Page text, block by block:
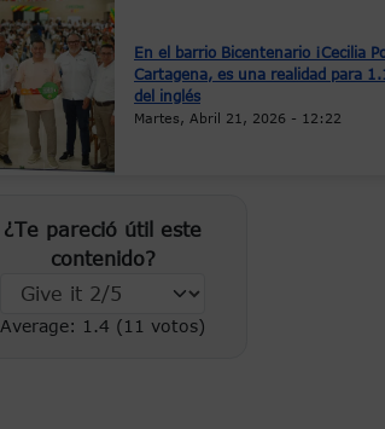
En el barrio Bicentenario ¡Cecilia
Cartagena, es una realidad para
del inglés
Martes, Abril 21, 2026 - 12:22
¿Te pareció útil este
contenido?
Average: 1.4 (11 votos)